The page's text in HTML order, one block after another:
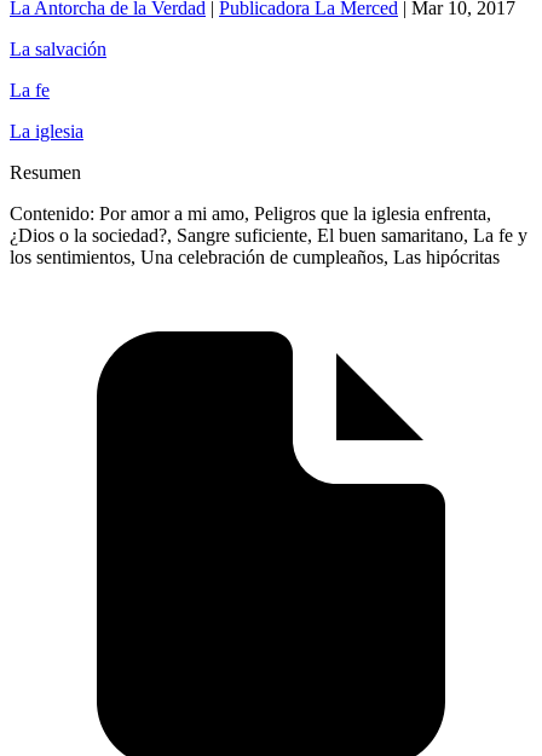
La Antorcha de la Verdad | Publicadora La Merced | Mar 10, 2017
La salvación
La fe
La iglesia
Resumen
Contenido: Por amor a mi amo, Peligros que la iglesia enfrenta,
¿Dios o la sociedad?, Sangre suficiente, El buen samaritano, La fe y
los sentimientos, Una celebración de cumpleaños, Las hipócritas